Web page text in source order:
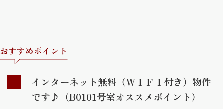
おすすめポイント
インターネット無料（ＷＩＦＩ付き）物件
です♪（B0101号室オススメポイント）